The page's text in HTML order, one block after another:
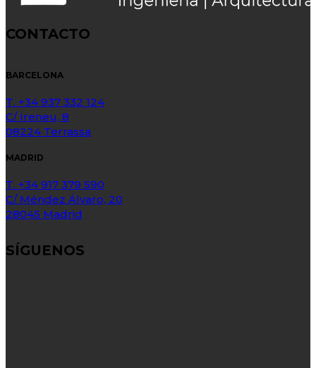
CONTACTO
BARCELONA
T. +34 937 332 124
C/ Ireneu, 8
08224 Terrassa
MADRID
T. +34 917 379 590
C/ Méndez Álvaro, 20
28045 Madrid
SÍGUENOS